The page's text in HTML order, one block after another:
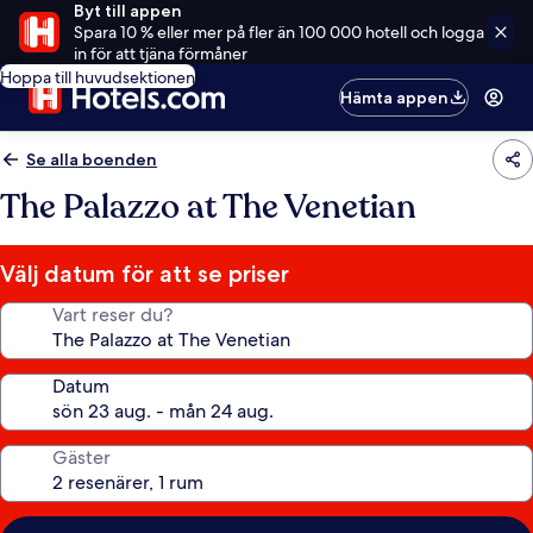
Byt till appen
Spara 10 % eller mer på fler än 100 000 hotell och logga
in för att tjäna förmåner
Hoppa till huvudsektionen
Hämta appen
Se alla boenden
The Palazzo at The Venetian
Välj datum för att se priser
Vart reser du?
Datum
Gäster